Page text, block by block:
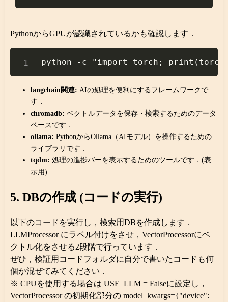
PythonからGPUが認識されているかも確認します．
langchain関連: AIの処理を便利にするフレームワークで
す．
chromadb: ベクトルデータを保存・検索するためのデータ
ベースです．
ollama: PythonからOllama（AIモデル）を操作するための
ライブラリです．
tqdm: 処理の進捗バーを表示するためのツールです．(表
示用)
5. DBの作成 (コードの実行)
以下のコードを実行し，検索用DBを作成します．
LLMProcessor にラベル付けをさせ，VectorProcessorにベ
クトル化をさせる2段階で行っています．
ぜひ，検証用コードフォルダに自分で書いたコードも何
個か混ぜてみてください．
※ CPUを使用する場合は USE_LLM = Falseに設定し，
VectorProcessor の初期化部分の model_kwargs={"device":